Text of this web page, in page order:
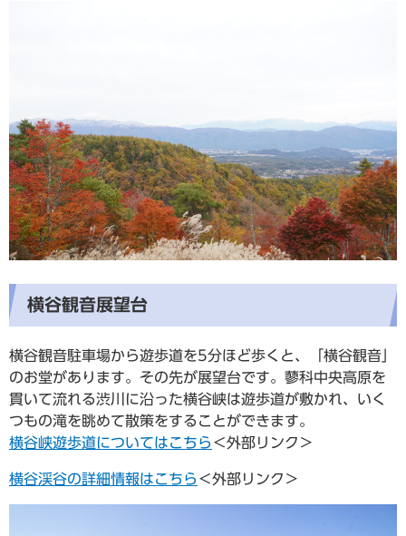
横谷観音展望台
横谷観音駐車場から遊歩道を5分ほど歩くと、「横谷観音」
のお堂があります。その先が展望台です。蓼科中央高原を
貫いて流れる渋川に沿った横谷峡は遊歩道が敷かれ、いく
つもの滝を眺めて散策をすることができます。
横谷峡遊歩道についてはこちら ＜外部リンク＞
横谷渓谷の詳細情報はこちら ＜外部リンク＞